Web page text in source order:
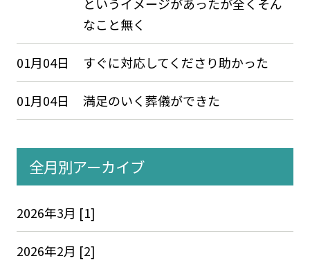
なこと無く
01月04日 すぐに対応してくださり助かった
01月04日 満足のいく葬儀ができた
全月別アーカイブ
2026年3月 [1]
2026年2月 [2]